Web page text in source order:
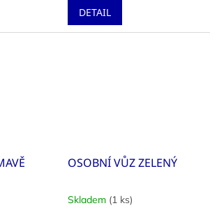
DETAIL
OSOBNÍ VŮZ ZELENÝ
Průměrné
Skladem (1 ks)